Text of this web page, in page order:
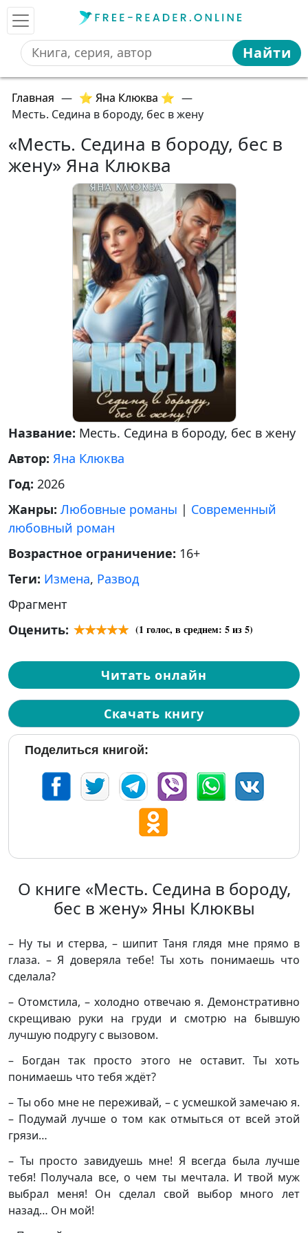
Найти
Главная — ⭐ Яна Клюква ⭐ —
Месть. Седина в бороду, бес в жену
«Месть. Седина в бороду, бес в
жену» Яна Клюква
Название: Месть. Седина в бороду, бес в жену
Автор: Яна Клюква
Год: 2026
Жанры: Любовные романы | Современный
любовный роман
Возрастное ограничение: 16+
Теги: Измена, Развод
Фрагмент
Оценить:
(1 голос, в среднем: 5из 5)
Читать онлайн
Скачать книгу
Поделиться книгой:
О книге «Месть. Седина в бороду,
бес в жену» Яны Клюквы
– Ну ты и стерва, – шипит Таня глядя мне прямо в
глаза. – Я доверяла тебе! Ты хоть понимаешь что
сделала?
– Отомстила, – холодно отвечаю я. Демонстративно
скрещиваю руки на груди и смотрю на бывшую
лучшую подругу с вызовом.
– Богдан так просто этого не оставит. Ты хоть
понимаешь что тебя ждёт?
– Ты обо мне не переживай, – с усмешкой замечаю я.
– Подумай лучше о том как отмыться от всей этой
грязи…
– Ты просто завидуешь мне! Я всегда была лучше
тебя! Получала все, о чем ты мечтала. И твой муж
выбрал меня! Он сделал свой выбор много лет
назад… Он мой!